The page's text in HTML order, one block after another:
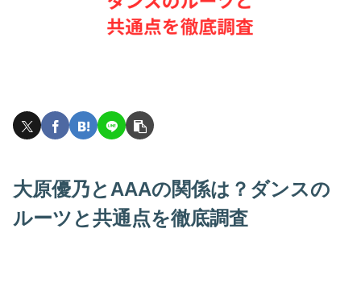
大原優乃とAAAの関係は？ダンスの
ルーツと共通点を徹底調査